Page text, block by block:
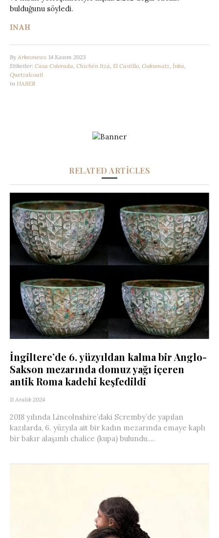
bulduğunu söyledi.
INAH
By Arkeonews 14 Kasım 2023
Etiketler: Casa Colorada Chichén Itzá El Castillo Gukumatz İnka
Quetzalcoatl
in HABER
RELATED ARTICLES
İngiltere’de 6. yüzyıldan kalma bir Anglo-
Sakson mezarında domuz yağı içeren
antik Roma kadehi keşfedildi
11 Aralık 2024
2018 yılında Lincolnshire’daki Scremby’de yapılan
kazılarda, 6. yüzyıla ait bir kadın mezarında emaye kaplı
bir bakır alaşımlı chalice (kupa) bulundu....